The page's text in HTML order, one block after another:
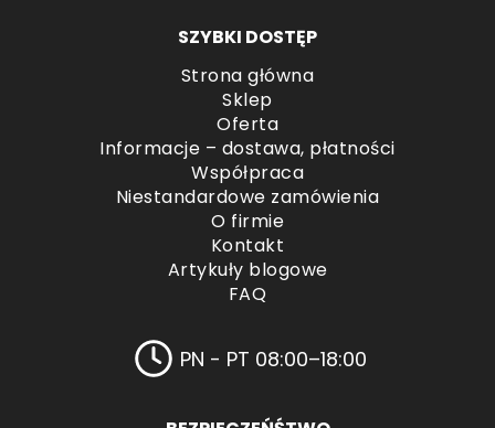
SZYBKI DOSTĘP
Strona główna
Sklep
Oferta
Informacje – dostawa, płatności
Współpraca
Niestandardowe zamówienia
O firmie
Kontakt
Artykuły blogowe
FAQ
PN - PT 08:00–18:00